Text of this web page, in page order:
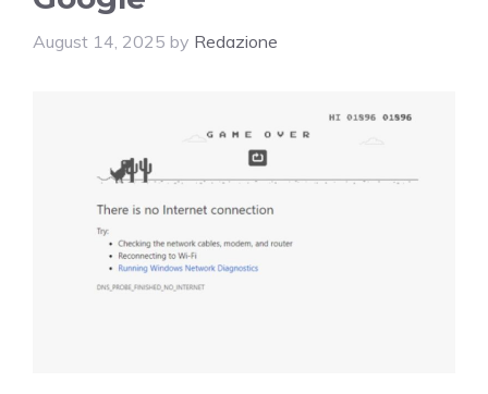
August 14, 2025 by Redazione